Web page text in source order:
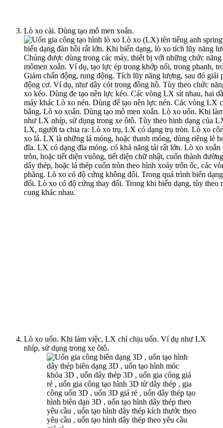
Lò xo cài. Dùng tạo mô men xoắn.
Lò xo uốn. Khi làm việc, LX chỉ chịu uốn. Ví dụ như LX
nhíp, sử dụng trong xe ôtô.